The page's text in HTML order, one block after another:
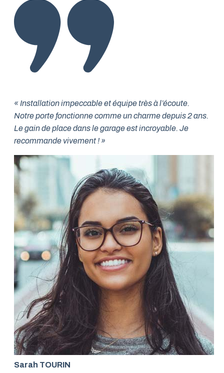
« Installation impeccable et équipe très à l’écoute.
Notre porte fonctionne comme un charme depuis 2 ans.
Le gain de place dans le garage est incroyable. Je
recommande vivement ! »
Sarah TOURIN